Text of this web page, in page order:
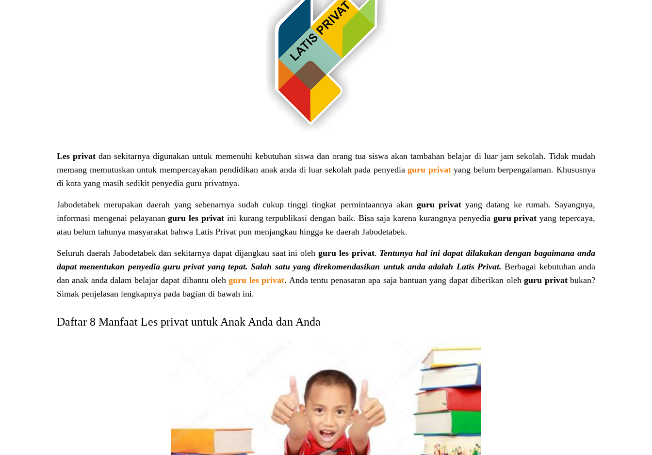
Les privat dan sekitarnya digunakan untuk memenuhi kebutuhan siswa dan orang tua siswa akan tambahan belajar di luar jam sekolah. Tidak mudah
memang memutuskan untuk mempercayakan pendidikan anak anda di luar sekolah pada penyediaguru privat yang belum berpengalaman. Khususnya
di kota yang masih sedikit penyedia guru privatnya.
Jabodetabek merupakan daerah yang sebenarnya sudah cukup tinggi tingkat permintaannya akan guru privat yang datang ke rumah. Sayangnya,
informasi mengenai pelayanangurules privatini kurang terpublikasi dengan baik. Bisa saja karena kurangnya penyedia guru privat yang tepercaya,
atau belum tahunya masyarakat bahwa Latis Privat pun menjangkau hingga ke daerah Jabodetabek.
Seluruh daerah Jabodetabek dan sekitarnya dapat dijangkau saat ini oleh guru les privat. Tentunya hal ini dapat dilakukan dengan bagaimana anda
dapat menentukan penyedia guru privat yang tepat. Salah satu yang direkomendasikan untuk anda adalah Latis Privat. Berbagai kebutuhan anda
dan anak anda dalam belajar dapat dibantu olehguru lesprivat. Anda tentu penasaran apa saja bantuan yang dapat diberikan olehguru privatbukan?
Simak penjelasan lengkapnya pada bagian di bawah ini.
Daftar 8 Manfaat Les privat untuk Anak Anda dan Anda